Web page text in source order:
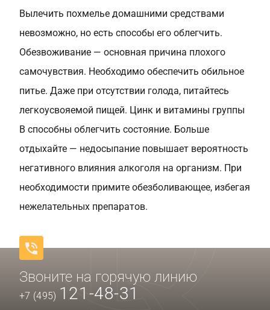
Вылечить похмелье домашними средствами
невозможно, но есть способы его облегчить.
Обезвоживание — основная причина плохого
самочувствия. Необходимо обеспечить обильное
питье. Даже при отсутствии голода, питайтесь
легкоусвояемой пищей. Цинк и витамины группы
В способны облегчить состояние. Больше
отдыхайте — недосыпание повышает вероятность
негативного влияния алкоголя на организм. При
необходимости примите обезболивающее, избегая
нежелательных препаратов.
Звоните на горячую линию
+7 (495) 121-48-31